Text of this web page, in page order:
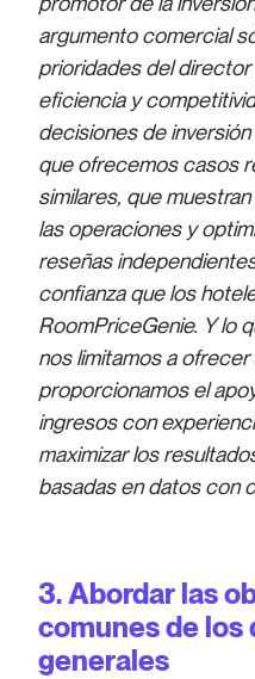
argumento comercial
prioridades del director
eficiencia y
decisiones de
que ofrecemos casos
similares, que
las operaciones y
reseñas
confianza que los
RoomPriceGenie. Y lo
nos limitamos a
proporcionamos el
ingresos con
maximizar los
basadas en datos con
3.Abordar las
comunes de los
generales